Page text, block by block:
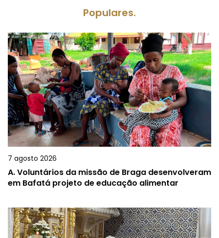
Populares.
7 agosto 2026
A.Voluntários da missão de Braga desenvolveram
em Bafatá projeto de educação alimentar